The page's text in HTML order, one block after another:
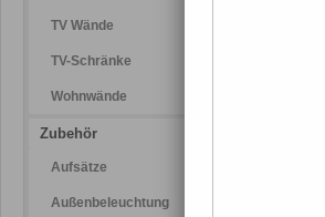
TV Wände
TV-Schränke
Wohnwände
Zubehör
Aufsätze
Außenbeleuchtung